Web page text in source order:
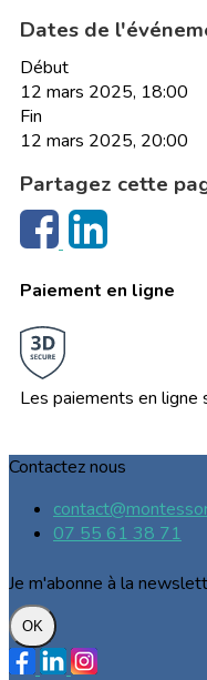
Dates de
Début
12 mars 2025, 18:00
Fin
12 mars 2025, 20:00
Partagez cette
Paiement en ligne
Les paiements en
Contactez nous
07 55 61 38 71
Je m'abonne à la
OK